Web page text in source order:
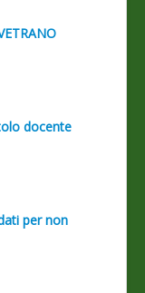
docente
per non